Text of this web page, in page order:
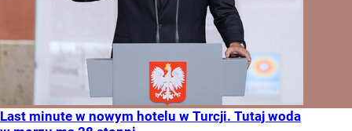
Last minute w nowym hotelu w Turcji. Tutaj woda